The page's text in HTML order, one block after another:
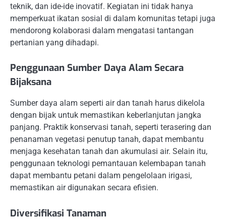
teknik, dan ide-ide inovatif. Kegiatan ini tidak hanya
memperkuat ikatan sosial di dalam komunitas tetapi juga
mendorong kolaborasi dalam mengatasi tantangan
pertanian yang dihadapi.
Penggunaan Sumber Daya Alam Secara
Bijaksana
Sumber daya alam seperti air dan tanah harus dikelola
dengan bijak untuk memastikan keberlanjutan jangka
panjang. Praktik konservasi tanah, seperti terasering dan
penanaman vegetasi penutup tanah, dapat membantu
menjaga kesehatan tanah dan akumulasi air. Selain itu,
penggunaan teknologi pemantauan kelembapan tanah
dapat membantu petani dalam pengelolaan irigasi,
memastikan air digunakan secara efisien.
Diversifikasi Tanaman